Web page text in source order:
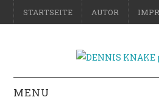
STARTSEITE AUTOR
MENU